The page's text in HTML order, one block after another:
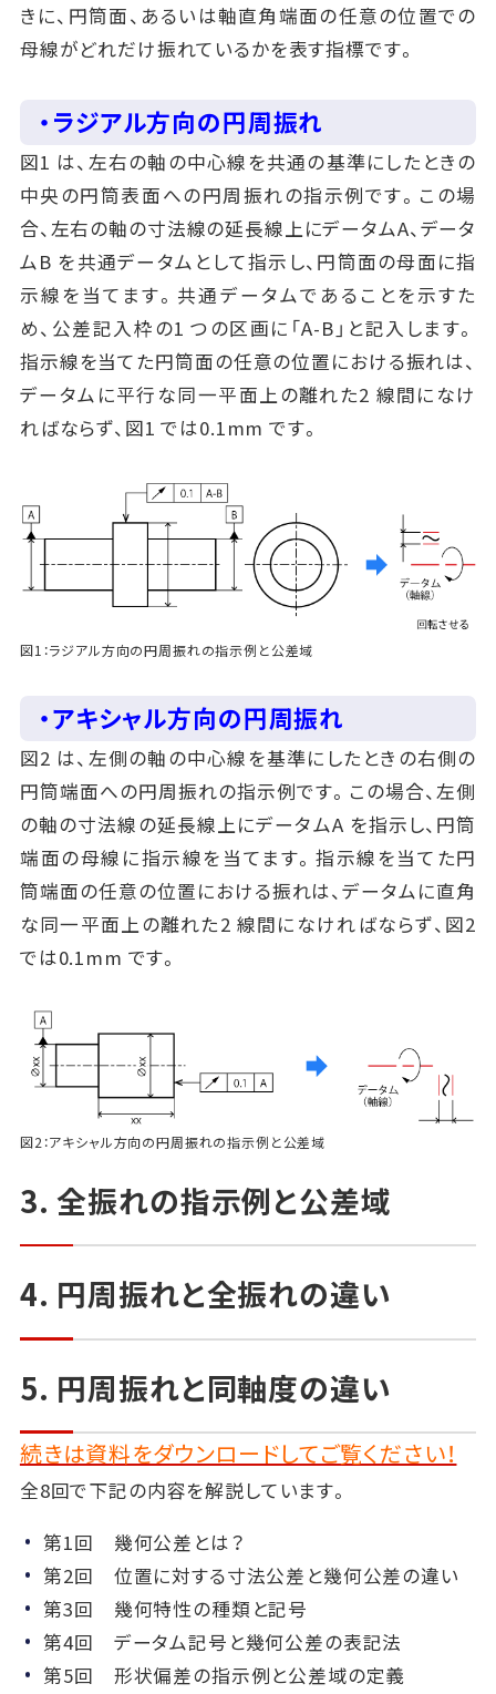
きに、円筒面、あるいは軸直角端面の任意の位置での
母線がどれだけ振れているかを表す指標です。
・ラジアル方向の円周振れ
図1 は、左右の軸の中心線を共通の基準にしたときの
中央の円筒表面への円周振れの指示例です。この場
合、左右の軸の寸法線の延長線上にデータムA、データ
ムB を共通データムとして指示し、円筒面の母面に指
示線を当てます。共通データムであることを示すた
め、公差記入枠の1 つの区画に「A-B」と記入します。
指示線を当てた円筒面の任意の位置における振れは、
データムに平行な同一平面上の離れた2 線間になけ
ればならず、図1 では0.1mm です。
図1：ラジアル方向の円周振れの指示例と公差域
・アキシャル方向の円周振れ
図2 は、左側の軸の中心線を基準にしたときの右側の
円筒端面への円周振れの指示例です。この場合、左側
の軸の寸法線の延長線上にデータムA を指示し、円筒
端面の母線に指示線を当てます。指示線を当てた円
筒端面の任意の位置における振れは、データムに直角
な同一平面上の離れた2 線間になければならず、図2
では0.1mm です。
図2：アキシャル方向の円周振れの指示例と公差域
3. 全振れの指示例と公差域
4. 円周振れと全振れの違い
5. 円周振れと同軸度の違い
続きは資料をダウンロードしてご覧ください！
全8回で下記の内容を解説しています。
第1回 幾何公差とは？
第2回 位置に対する寸法公差と幾何公差の違い
第3回 幾何特性の種類と記号
第4回 データム記号と幾何公差の表記法
第5回 形状偏差の指示例と公差域の定義